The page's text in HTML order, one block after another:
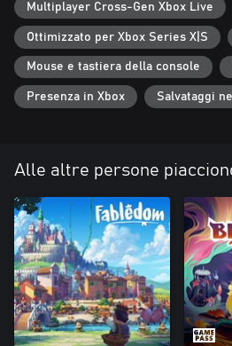
Multiplayer Cross-Gen Xbox Live
Ottimizzato per Xbox Series X|S
Mouse e tastiera della console
Presenza in Xbox Salvataggi
Alle altre persone